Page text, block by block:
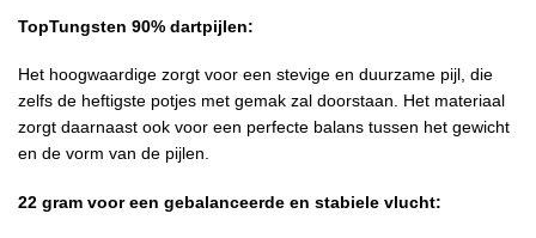
TopTungsten 90% dartpijlen:
Het hoogwaardige zorgt voor een stevige en duurzame pijl, die
zelfs de heftigste potjes met gemak zal doorstaan. Het materiaal
zorgt daarnaast ook voor een perfecte balans tussen het gewicht
en de vorm van de pijlen.
22 gram voor een gebalanceerde en stabiele vlucht: